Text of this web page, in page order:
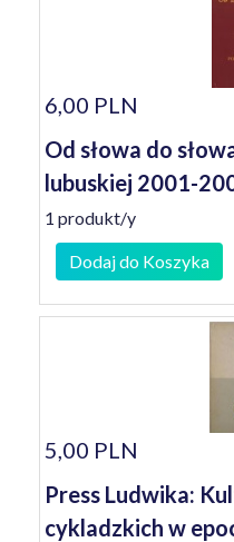
6,00 PLN
Od słowa do
lubuskiej 2001-
1 produkt/y
Dodaj do Koszyka
5,00 PLN
Press Ludwika:
cykladzkich w